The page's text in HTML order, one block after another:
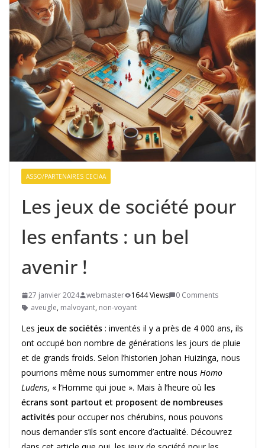
ASSO/PARTENAIRES CECIAA
Les jeux de société pour
les enfants : un bel
avenir !
27 janvier 2024 webmaster 1644 Views
0 Comments
aveugle, malvoyant, non-voyant
Les jeux de sociétés : inventés il y a près de 4 000 ans, ils
ont occupé bon nombre de générations les jours de pluie
et de grands froids. Selon l’historien Johan Huizinga, nous
pourrions même nous surnommer entre nous Homo
Ludens, « l’Homme qui joue ». Mais à l’heure où les
écrans sont partout et proposent de nombreuses
activités pour occuper nos chérubins, nous pouvons
nous demander s’ils sont encore d’actualité. Découvrez